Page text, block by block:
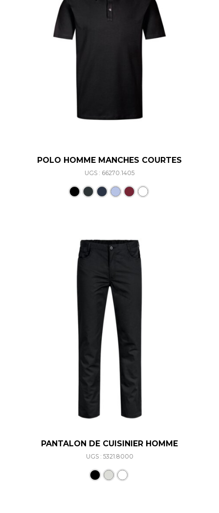
POLO HOMME MANCHES COURTES
UGS : 66270.1405
PANTALON DE CUISINIER HOMME
UGS : 5321.8000